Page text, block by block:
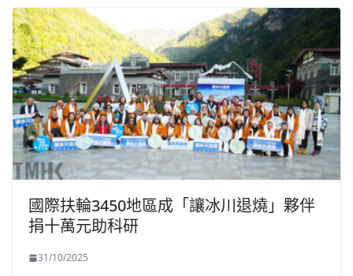
國際扶輪3450地區成「讓冰川退燒」夥伴
捐十萬元助科研
31/10/2025